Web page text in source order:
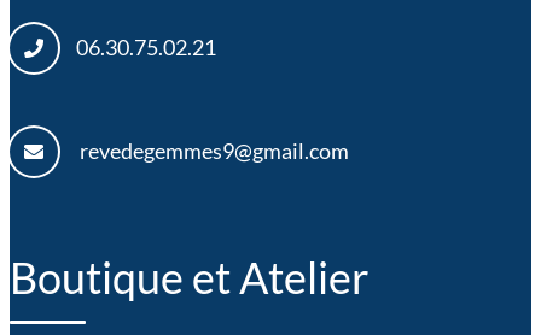
06.30.75.02.21
revedegemmes9@gmail.com
Boutique et Atelier